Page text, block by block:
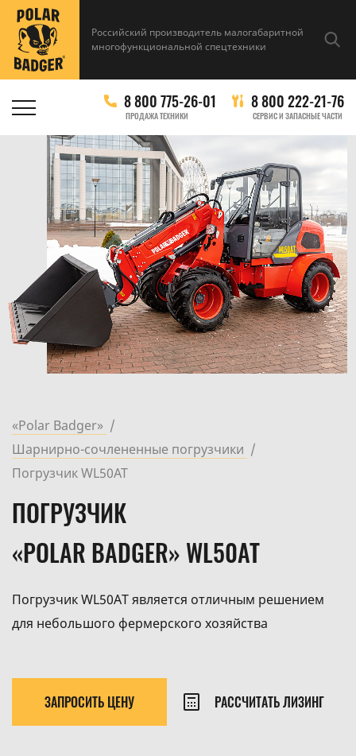
Российский производитель малогабаритной
многофункциональной спецтехники
8 800 775-26-01
ПРОДАЖА ТЕХНИКИ
8 800 222-21-76
СЕРВИС И ЗАПАСНЫЕ ЧАСТИ
«Polar Badger»
Шарнирно-сочлененные погрузчики
Погрузчик WL50AT
ПОГРУЗЧИК
«POLAR BADGER» WL50AT
Погрузчик WL50AТ является отличным решением
для небольшого фермерского хозяйства
ЗАПРОСИТЬ ЦЕНУ РАССЧИТАТЬ ЛИЗИНГ